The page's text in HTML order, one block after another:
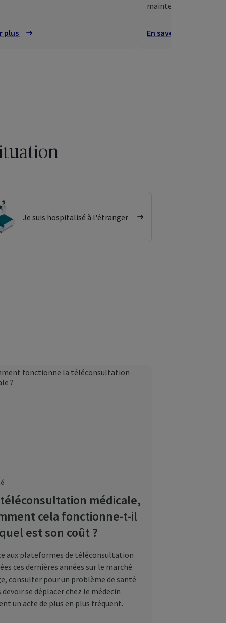
plus sur
maintenir ou
En savoir plus
Je suis hospitalisé à l'étranger
médicale,
cela fonctionne-t-il
est son coût ?
aux plateformes de téléconsultation
ces dernières années sur le marché
consulter pour un problème de santé
devoir se déplacer chez le médecin
un acte de plus en plus fréquent.